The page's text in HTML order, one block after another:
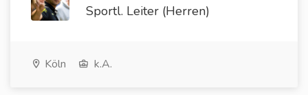
Sportl. Leiter (Herren)
Köln k.A.